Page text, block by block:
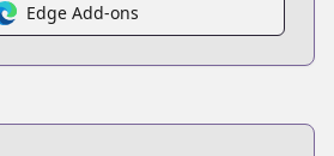
Edge Add-ons